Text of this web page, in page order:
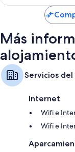
Hervidores
adaptadores
Más
Servicios
Internet
Wifi e
Wifi e